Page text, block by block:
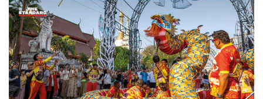
จะทำหยี่ซังนั้นต้องพิถีพิถัน แค่หั่นวัตถุดิบแต่ละอย่างก็เสีย
เวลาและเหนื่อยแล้ว ดังนั้นถ้าไม่ทำเองในช่วงเทศกาลตรุษ
จีนก็สามารถหารับประทานได้ตามร้านอาหารจีนชั้นนำทั่วไป
THE STANDARD ได้รวบรวมพิกัดร้านที่มีบริการเมนูหยี่ซัง
พร้อมโปรโมชันเมนูอาหารจีนมงคลอื่นๆ ในช่วงเทศกาลตรุษ
จีนมาไว้ให้แล้ว